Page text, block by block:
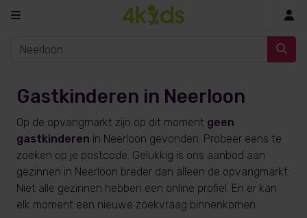
Gastkinderen in Neerloon
Op de opvangmarkt zijn op dit moment geen
gastkinderen in Neerloon gevonden. Probeer eens te
zoeken op je postcode. Gelukkig is ons aanbod aan
gezinnen in Neerloon breder dan alleen de opvangmarkt.
Niet alle gezinnen hebben een online profiel. En er kan
elk moment een nieuwe zoekvraag binnenkomen.